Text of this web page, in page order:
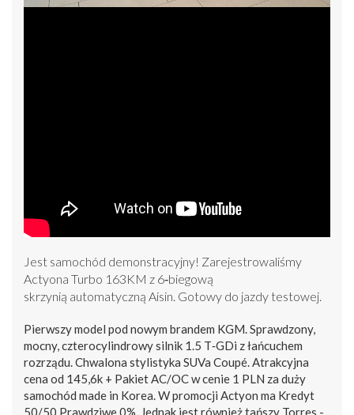
Jest samochód demonstracyjny! Zarejestrowaliśmy
Actyona Turbo 163KM z 6‑biegową
skrzynią automatyczną Aisin. Gotowy do jazdy testowej.
Pierwszy model pod nowym brandem KGM. Sprawdzony,
mocny, czterocylindrowy silnik 1.5 T‑GDi z łańcuchem
rozrządu. Chwalona stylistyka SUVa Coupé. Atrakcyjna
cena od 145,6k + Pakiet AC/OC w cenie 1 PLN za duży
samochód made in Korea. W promocji Actyon ma Kredyt
50/50 Prawdziwe 0%. Jednak jest również tańszy Torres -